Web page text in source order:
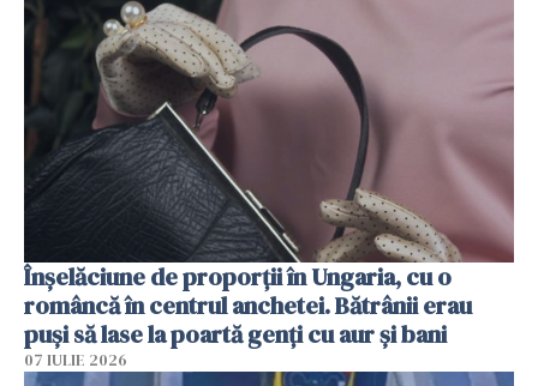
Înșelăciune de proporții în Ungaria, cu o
româncă în centrul anchetei. Bătrânii erau
puși să lase la poartă genți cu aur și bani
07 IULIE 2026